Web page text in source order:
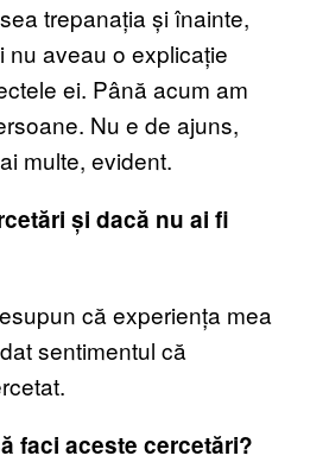
trepanația și înainte,
nu aveau o explicație
ei. Până acum am
Nu e de ajuns,
multe, evident.
și dacă nu ai fi
că experiența mea
sentimentul că
faci aceste cercetări?